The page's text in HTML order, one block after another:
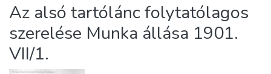
Statistics
About us
Az alsó tartólánc folytatólagos
szerelése Munka állása 1901.
VII/1.